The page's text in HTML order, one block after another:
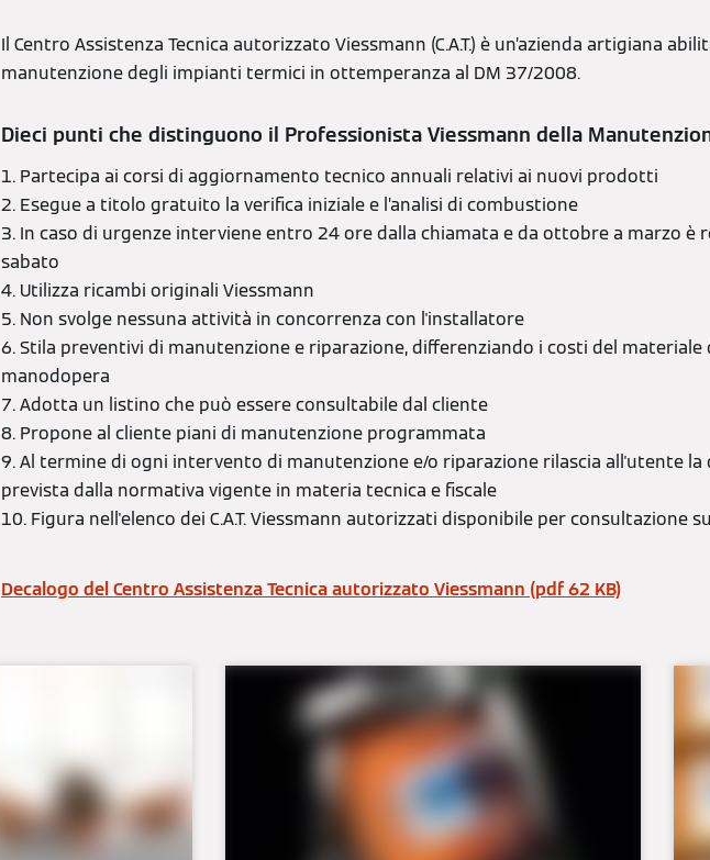
Il Centro Assistenza Tecnica autorizzato Viessmann (C.A.T.) è un’azienda artigiana
manutenzione degli impianti termici in ottemperanza al DM 37/2008.
Dieci punti che distinguono il Professionista Viessmann della
1. Partecipa ai corsi di aggiornamento tecnico annuali relativi ai nuovi prodotti
2. Esegue a titolo gratuito la verifica iniziale e l’analisi di combustione
3. In caso di urgenze interviene entro 24 ore dalla chiamata e da ottobre a marzo è
sabato
4. Utilizza ricambi originali Viessmann
5. Non svolge nessuna attività in concorrenza con l'installatore
6. Stila preventivi di manutenzione e riparazione, differenziando i costi del materiale
manodopera
7. Adotta un listino che può essere consultabile dal cliente
8. Propone al cliente piani di manutenzione programmata
9. Al termine di ogni intervento di manutenzione e/o riparazione rilascia all'utente
prevista dalla normativa vigente in materia tecnica e fiscale
10. Figura nell'elenco dei C.A.T. Viessmann autorizzati disponibile per consultazione
Decalogo del Centro Assistenza Tecnica autorizzato Viessmann (pdf 62 KB)